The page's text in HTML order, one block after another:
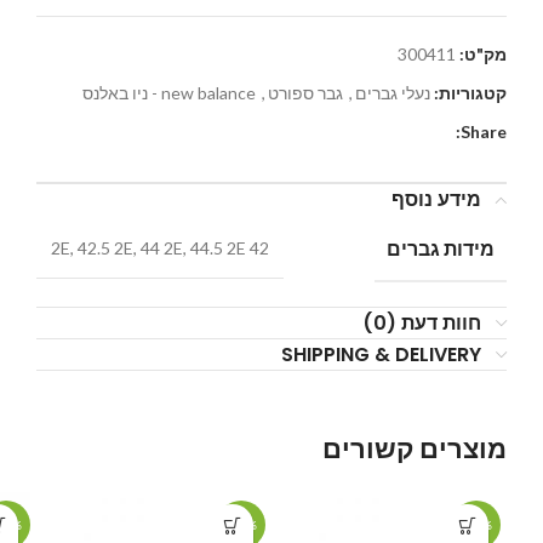
מק"ט: 300411
קטגוריות: נעלי גברים , גבר ספורט , new balance - ניו באלנס
Share:
מידע נוסף
מידות גברים 42 2E, 42.5 2E, 44 2E, 44.5 2E
חוות דעת (0)
SHIPPING & DELIVERY
מוצרים קשורים
-19%
-21%